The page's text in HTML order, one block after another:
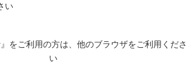
い
をご利用の方は、他のブラウザをご利用くださ
い